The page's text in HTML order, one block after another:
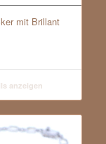
mit Brillant
anzeigen